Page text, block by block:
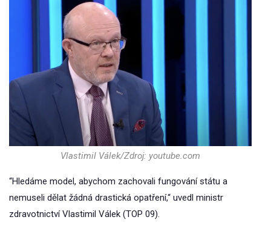
Vlastimil Válek/Zdroj: youtube.com
“Hledáme model, abychom zachovali fungování státu a
nemuseli dělat žádná drastická opatření,“ uvedl ministr
zdravotnictví Vlastimil Válek (TOP 09).